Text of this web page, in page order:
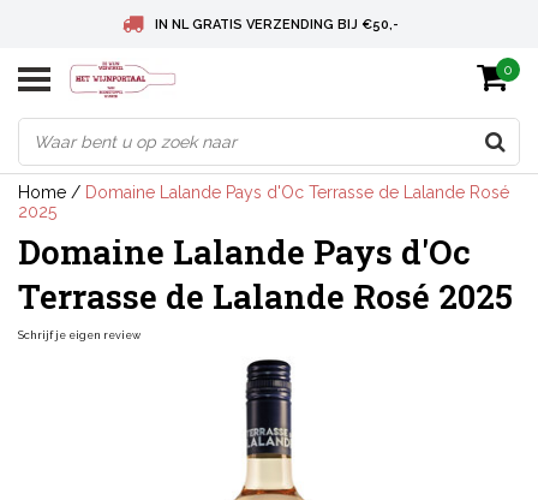
IN NL GRATIS VERZENDING BIJ €50,-
BELGIE GRATIS VERZENDING BIJ € 75
DEUTSCHLAND VERSANDKOSTENFREI AB € 75
0
Home / Domaine Lalande Pays d'Oc Terrasse de Lalande Rosé
2025
Domaine Lalande Pays d'Oc
Terrasse de Lalande Rosé 2025
Schrijf je eigen review